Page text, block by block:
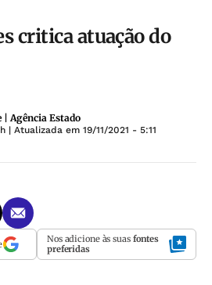
critica atuação do
| Agência Estado
| Atualizada em 19/11/2021 - 5:11
Nos adicione às suas fontes
preferidas